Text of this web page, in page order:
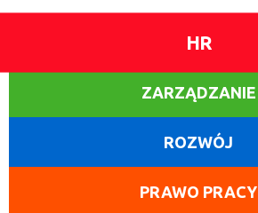
HR
ZARZĄDZANIE
ROZWÓJ
PRAWO PRACY